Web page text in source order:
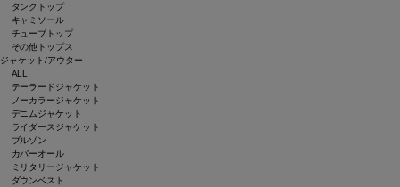
タンクトップ
キャミソール
チューブトップ
その他トップス
ジャケット/アウター
ALL
テーラードジャケット
ノーカラージャケット
デニムジャケット
ライダースジャケット
ブルゾン
カバーオール
ミリタリージャケット
ダウンベスト